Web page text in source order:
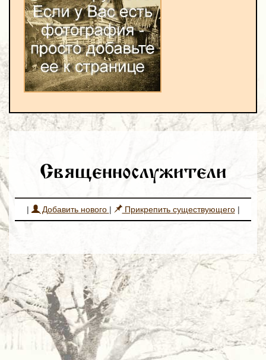
Священнослужители
| Добавить нового | Прикрепить существующего|